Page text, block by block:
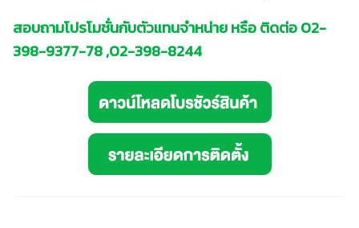
สอบถามโปรโมชั่นกับตัวแทนจำหน่าย หรือ ติดต่อ02-
398-9377-78 ,02-398-8244